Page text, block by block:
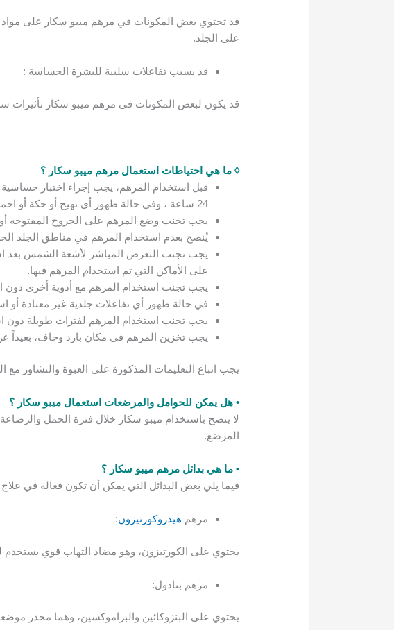
قد تحتوي بعض المكونات في مرهم ميبو سكار على
على الجلد.
قد يسبب تفاعلات سلبية للبشرة الحساسة :
قد يكون لبعض المكونات في مرهم ميبو سكار تأثيرات
◊ ما هي احتياطات استعمال مرهم ميبو سكار ؟
قبل استخدام المرهم، يجب إجراء اختبار
24 ساعة ، وفي حالة ظهور أي تهيج أو حكة أو احمرار، يجب توقف الاستخدام فوراً
يجب تجنب وضع المرهم على الجروح المفتوحة
يُنصح بعدم استخدام المرهم في مناطق الجلد
يجب تجنب التعرض المباشر لأشعة الشمس بعد
على الأماكن التي تم استخدام المرهم فيها.
يجب تجنب استخدام المرهم مع أدوية أخرى
في حالة ظهور أي تفاعلات جلدية غير معتادة أو
يجب تجنب استخدام المرهم لفترات طويلة دون
يجب تخزين المرهم في مكان بارد وجاف، بعيداً
يجب اتباع التعليمات المذكورة على العبوة والتشاور مع
• هل يمكن للحوامل والمرضعات استعمال ميبو سكار ؟
لا ينصح باستخدام ميبو سكار خلال فترة الحمل
المرضع.
• ما هي بدائل مرهم ميبو سكار ؟
فيما يلي بعض البدائل التي يمكن أن تكون فعالة في علاج
مرهم هيدروكورتيزون:
يحتوي على الكورتيزون، وهو مضاد التهاب قوي يستخدم
مرهم بنادول:
يحتوي على البنزوكائين والبراموكسين، وهما مخدر